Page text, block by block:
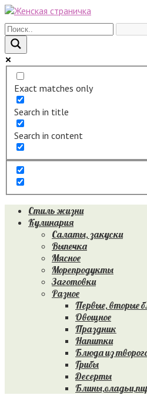
Перейти
к
контенту
Exact matches only
Search in title
Search in content
Стиль жизни
Кулинария
Салаты, закуски
Выпечка
Мясное
Морепродукты
Заготовки
Разное
Первые, вторые
Овощное
Праздник
Напитки
Блюда из
Грибы
Десерты